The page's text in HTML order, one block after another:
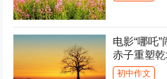
电影“哪吒
赤子重塑乾
初中作文